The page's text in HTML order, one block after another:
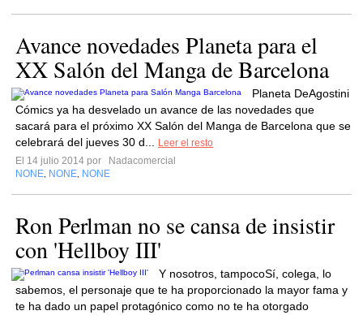
Avance novedades Planeta para el
XX Salón del Manga de Barcelona
Planeta DeAgostini
Cómics ya ha desvelado un avance de las novedades que
sacará para el próximo XX Salón del Manga de Barcelona que se
celebrará del jueves 30 d...
Leer el resto
El 14 julio 2014 por
Nadacomercial
NONE NONE NONE
Ron Perlman no se cansa de insistir
con 'Hellboy III'
Y nosotros, tampocoSí, colega, lo
sabemos, el personaje que te ha proporcionado la mayor fama y
te ha dado un papel protagónico como no te ha otorgado